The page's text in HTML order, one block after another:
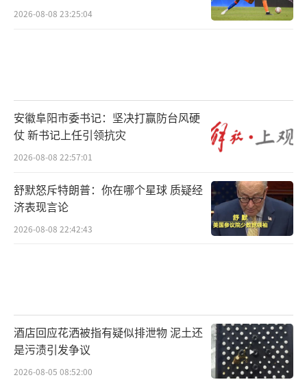
2026-08-08 23:25:04
安徽阜阳市委书记：坚决打赢防台风硬
仗 新书记上任引领抗灾
2026-08-08 22:57:01
舒默怒斥特朗普：你在哪个星球 质疑经
济表现言论
2026-08-08 22:42:43
酒店回应花洒被指有疑似排泄物 泥土还
是污渍引发争议
2026-08-05 08:52:00